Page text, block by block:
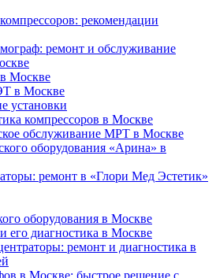
рекомендации
ремонт и обслуживание
Москве
в Москве
установки
компрессоров в Москве
обслуживание МРТ в Москве
оборудования «Арина» в
ремонт в «Глори Мед Эстетик»
оборудования в Москве
его диагностика в Москве
ремонт и диагностика в